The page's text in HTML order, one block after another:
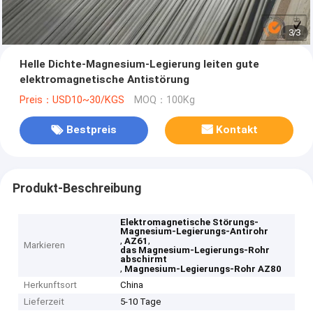
1/3
Helle Dichte-Magnesium-Legierung leiten gute
elektromagnetische Antistörung
Preis：USD10~30/KGS MOQ：100Kg
Bestpreis Kontakt
Produkt-Beschreibung
Markieren
Elektromagnetische Störungs-
Magnesium-Legierungs-Antirohr
,AZ61,
das Magnesium-Legierungs-Rohr
abschirmt
, Magnesium-Legierungs-Rohr AZ80
Herkunftsort
China
Lieferzeit
5-10 Tage